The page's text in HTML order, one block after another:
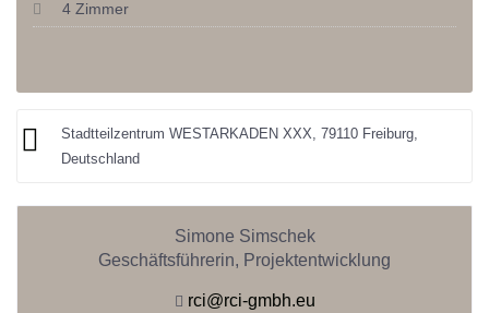
4 Zimmer
Stadtteilzentrum WESTARKADEN XXX, 79110 Freiburg,
Deutschland
Simone Simschek
Geschäftsführerin, Projektentwicklung
rci@rci-gmbh.eu